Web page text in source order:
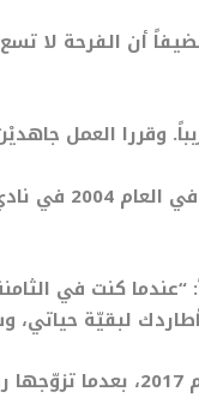
وقررا العمل
ويذكر أن جيسون
في برنامج جيمس غوردن في العام 2017
لبقيّة حياتي،